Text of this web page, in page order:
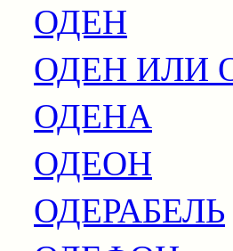
ОДЕН
ОДЕН ИЛИ
ОДЕНА
ОДЕОН
ОДЕРАБЕЛЬ